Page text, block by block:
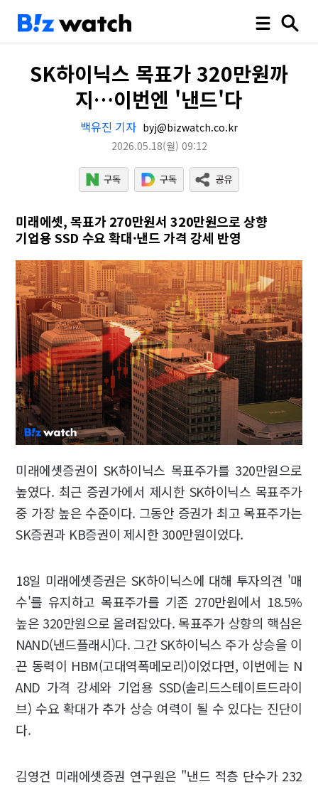
SK하이닉스 목표가 320만원까
지…이번엔 '낸드'다
백유진 기자 byj@bizwatch.co.kr
2026.05.18(월) 09:12
미래에셋, 목표가 270만원서 320만원으로 상향
기업용 SSD 수요 확대·낸드 가격 강세 반영
미래에셋증권이 SK하이닉스 목표주가를 320만원으로
높였다. 최근 증권가에서 제시한 SK하이닉스 목표주가
중 가장 높은 수준이다. 그동안 증권가 최고 목표주가는
SK증권과 KB증권이 제시한 300만원이었다.
18일 미래에셋증권은 SK하이닉스에 대해 투자의견 '매
수'를 유지하고 목표주가를 기존 270만원에서 18.5%
높은 320만원으로 올려잡았다. 목표주가 상향의 핵심은
NAND(낸드플래시)다. 그간 SK하이닉스 주가 상승을 이
끈 동력이 HBM(고대역폭메모리)이었다면, 이번에는 N
AND 가격 강세와 기업용 SSD(솔리드스테이트드라이
브) 수요 확대가 추가 상승 여력이 될 수 있다는 진단이
다.
김영건 미래에셋증권 연구원은 "낸드 적층 단수가 232